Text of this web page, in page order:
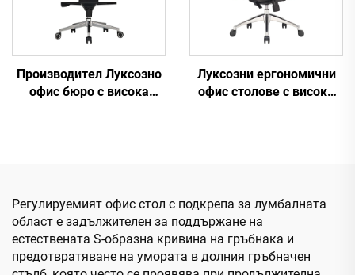
Производител Луксозно
офис бюро с висока
Луксозни ергономични
офис столове с висока
Регулируемият офис стол с подкрепа за лумбалната
област е задължителен за поддържане на
естествената S-образна кривина на гръбнака и
предотвратяване на умората в долния гръбначен